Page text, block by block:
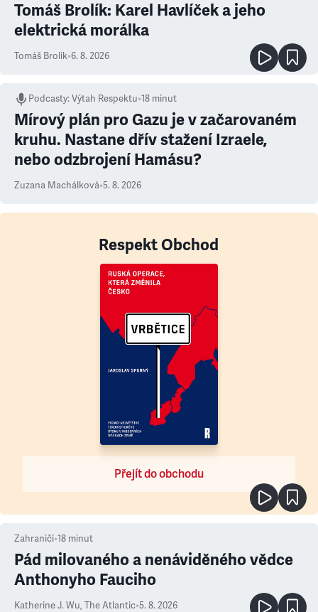
Tomáš Brolík: Karel Havlíček a jeho
elektrická morálka
Tomáš Brolík•6. 8. 2026
Podcasty:Výtah Respektu•18 minut
Mírový plán pro Gazu je v začarovaném
kruhu. Nastane dřív stažení Izraele,
nebo odzbrojení Hamásu?
Zuzana Machálková•5. 8. 2026
Respekt Obchod
Přejít do obchodu
Zahraničí•18 minut
Pád milovaného a nenáviděného vědce
Anthonyho Fauciho
Katherine J. Wu, The Atlantic•5. 8. 2026